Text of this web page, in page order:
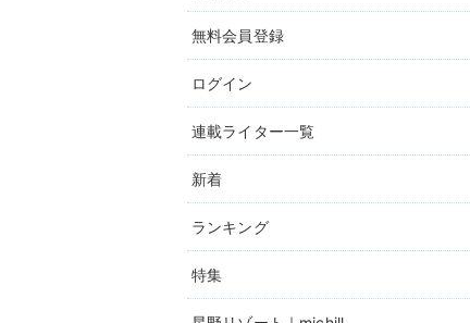
無料会員登録
ログイン
連載ライター一覧
新着
ランキング
特集